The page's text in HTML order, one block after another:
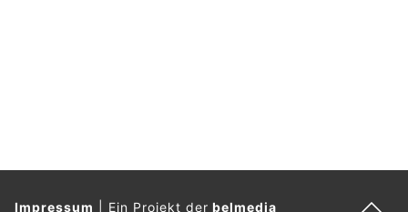
Feuerwehr Werne mit dem Stichwort "Feuer 1 - droht Lkw-
Bremen alarmiert.